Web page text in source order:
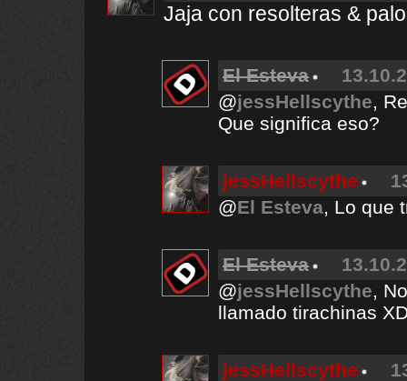
Jaja con resolteras &
El Esteva
@jessHellscythe,
Que significa eso?
jessHellscythe
@El Esteva, Lo que
El Esteva
@jessHellscythe,
llamado tirachinas
jessHellscythe